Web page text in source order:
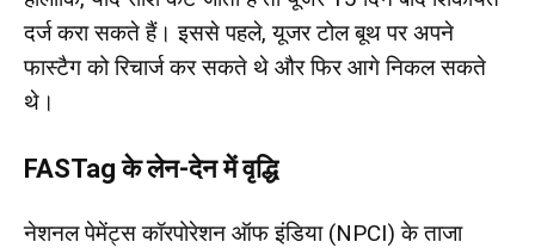
दर्ज करा सकते हैं। इससे पहले, यूजर टोल बूथ पर अपने
फास्टैग को रिचार्ज कर सकते थे और फिर आगे निकल सकते
थे।
FASTag के लेन-देन में वृद्धि
नेशनल पेमेंट्स कॉरपोरेशन ऑफ इंडिया (NPCI) के ताजा